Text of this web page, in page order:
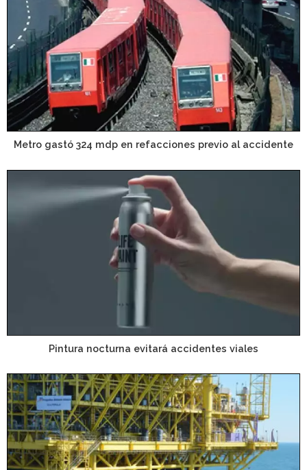
Metro gastó 324 mdp en refacciones previo al accidente
Pintura nocturna evitará accidentes viales